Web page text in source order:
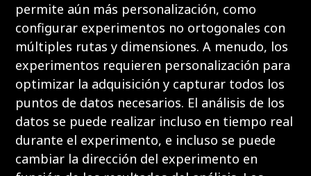
permite aún más personalización, como
configurar experimentos no ortogonales con
múltiples rutas y dimensiones. A menudo, los
experimentos requieren personalización para
optimizar la adquisición y capturar todos los
puntos de datos necesarios. El análisis de los
datos se puede realizar incluso en tiempo real
durante el experimento, e incluso se puede
cambiar la dirección del experimento en